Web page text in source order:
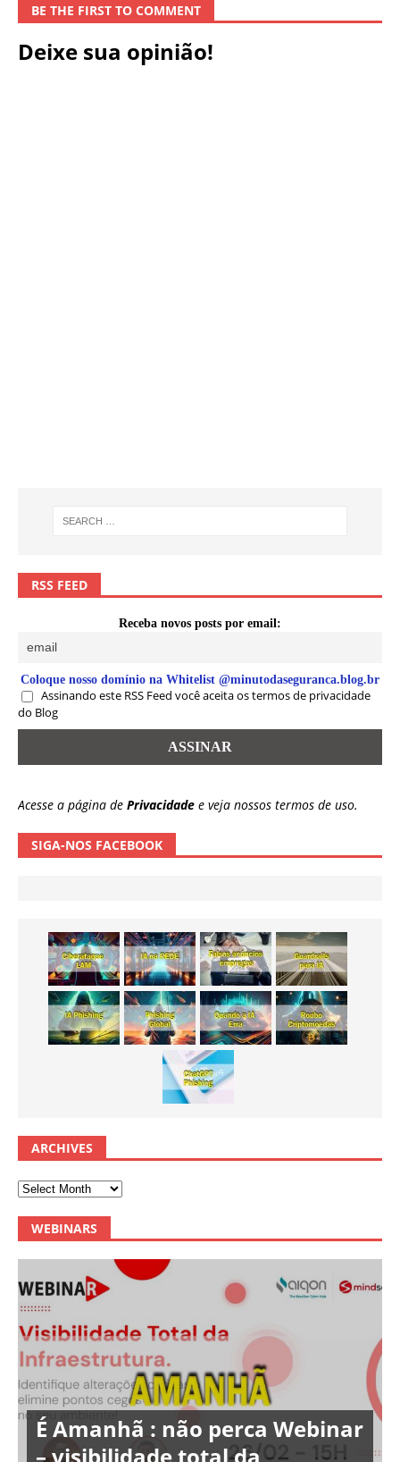
BE THE FIRST TO COMMENT
Deixe sua opinião!
RSS FEED
Receba novos posts por email:
Coloque nosso domínio na Whitelist @minutodaseguranca.blog.br
Assinando este RSS Feed você aceita os termos de privacidade
do Blog
Acesse a página de Privacidade e veja nossos termos de uso.
SIGA-NOS FACEBOOK
ARCHIVES
WEBINARS
É Amanhã : não perca Webinar